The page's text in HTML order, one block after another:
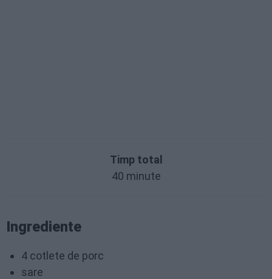
Timp total
40 minute
Ingrediente
4 cotlete de porc
sare